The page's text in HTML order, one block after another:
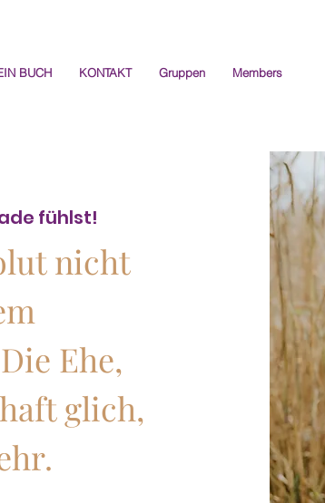
BUCH KONTAKT Gruppen Members
fühlst!
nicht
Ehe,
glich,